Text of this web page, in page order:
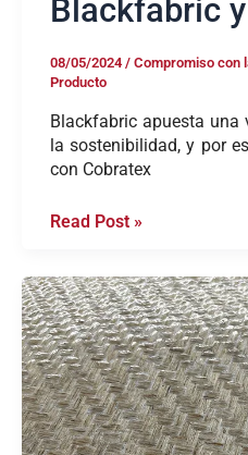
Blackfabric
08/05/2024 / Compromiso con
Producto
Blackfabric apuesta
la sostenibilidad, y por
con Cobratex
Read Post »
El
#Bioprepreg
de
Blackfabric
en
EuroBoosTEX.